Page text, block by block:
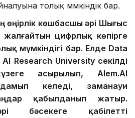
толық мүмкіндік бар.
өңірлік көшбасшы әрі Шығыс
цифрлық көпірге
мүмкіндігі бар. Елде Data
Research University секілді
асырылып, Alem.AI
келеді, заманауи
қабылданып жатыр.
бәсекеге қабілетті